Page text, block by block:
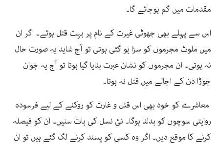
مقدمات میں گم ہوجائے گا۔
اس سے پہلے بھی جھوٹی غیرت کے نام پر بہت قتل ہوئے۔ اگر ان
میں ملوث مجرموں کو سزا ہو گئی ہوتی تو آج شاید یہ صورت حال
نہ ہوتی۔ ان مجرموں کو نشان عبرت بنایا گیا ہوتا تو آج یہ جوان
جوڑا دن کے اجالے میں قتل نہ ہوتا۔
معاشرے کو خود بھی اس قتل و غارت کو روکنے کے لیے فرسودہ
روایتی سوچوں کو بدلنا ہوگا۔ نئ نسل کی بات سنیں۔ ان کو فیصلہ
کرنے کا موقع دیں۔ اگر وہ کسی کو پسند کرنے لگ گئے ہیں تو ان